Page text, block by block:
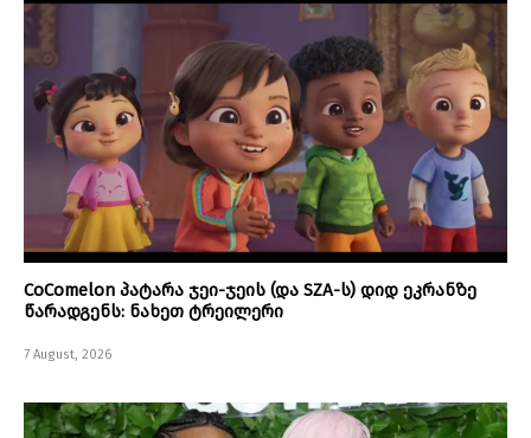
CoComelon პატარა ჯეი-ჯეის (და SZA-ს) დიდ ეკრანზე
წარადგენს: ნახეთ ტრეილერი
7 August, 2026